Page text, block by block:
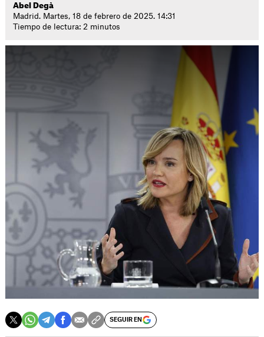
Abel Degà
Madrid. Martes, 18 de febrero de 2025. 14:31
Tiempo de lectura: 2 minutos
SEGUIR EN